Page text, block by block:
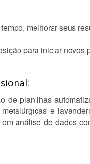
melhorar seus
para iniciar novos
de planilhas
e
análise de dados